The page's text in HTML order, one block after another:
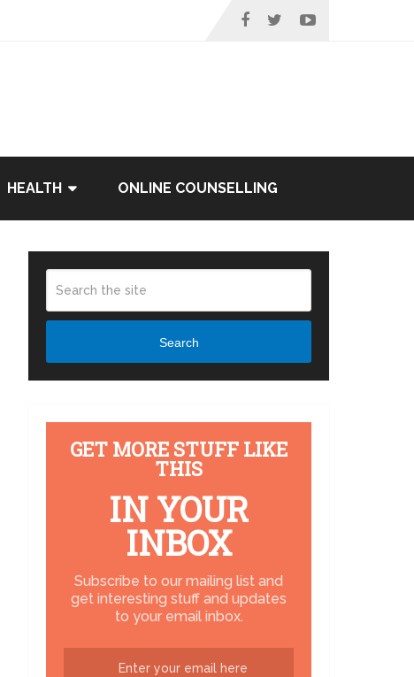
HEALTH ONLINE COUNSELLING
Search
GET MORE STUFF LIKE
THIS
IN YOUR
INBOX
Subscribe to our mailing list and
get interesting stuff and updates
to your email inbox.